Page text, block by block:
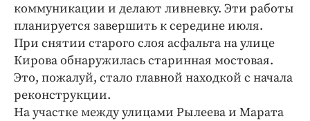
Экономика и бизнес
ПРОЕКТЫ
Блоги
Издания
Медиаперсона
коммуникации и делают ливневку. Эти работы
планируется завершить к середине июля.
При снятии старого слоя асфальта на улице
Кирова обнаружилась старинная мостовая.
Это, пожалуй, стало главной находкой с начала
реконструкции.
На участке между улицами Рылеева и Марата